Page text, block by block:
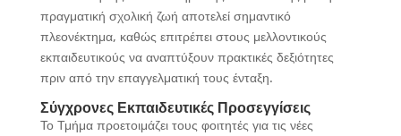
πραγματική σχολική ζωή αποτελεί σημαντικό
πλεονέκτημα, καθώς επιτρέπει στους μελλοντικούς
εκπαιδευτικούς να αναπτύξουν πρακτικές δεξιότητες
πριν από την επαγγελματική τους ένταξη.
Σύγχρονες Εκπαιδευτικές Προσεγγίσεις
Το Τμήμα προετοιμάζει τους φοιτητές για τις νέες